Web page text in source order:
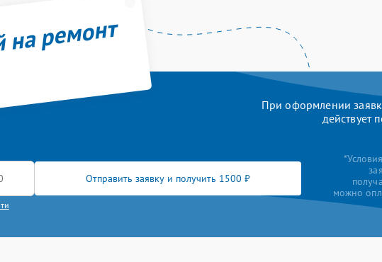
ремонт
При оформлении
действует
Отправить заявку и получить 1500 ₽
можно